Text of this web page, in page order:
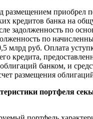
размещением приобрел
кредитов банка на
задолженность по
по
млрд руб. Оплата
кредита,
банком, и
размещения
портфеля